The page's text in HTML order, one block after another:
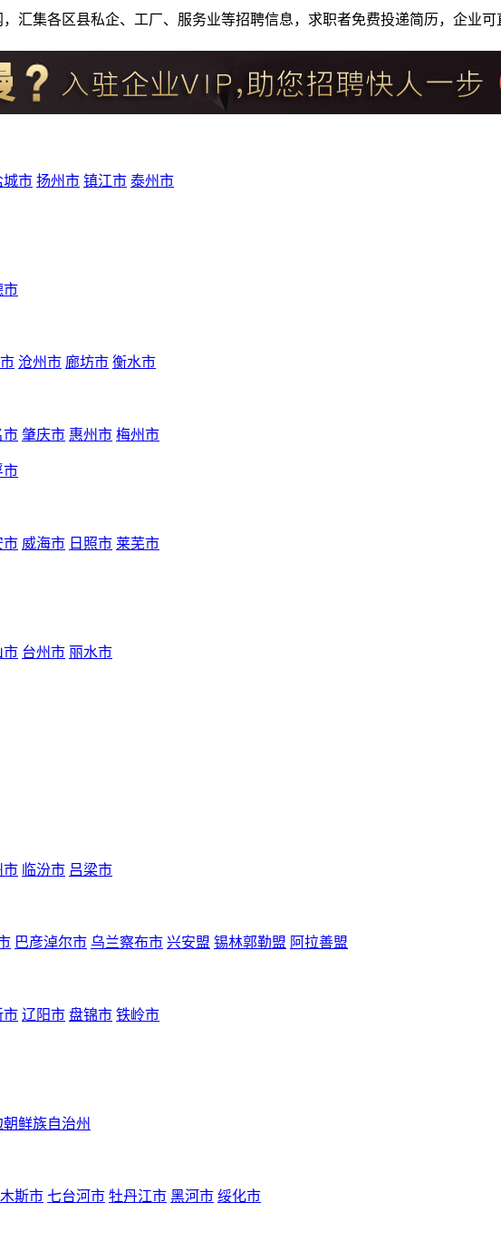
汇集各区县私企、工厂、服务业等招聘信息，求职者免费投递简历，企业
城市 扬州市 镇江市 泰州市
市
沧州市 廊坊市 衡水市
市 肇庆市 惠州市 梅州市
市
市 威海市 日照市 莱芜市
市 台州市 丽水市
市 临汾市 吕梁市
巴彦淖尔市 乌兰察布市 兴安盟 锡林郭勒盟 阿拉善盟
市 辽阳市 盘锦市 铁岭市
朝鲜族自治州
斯市 七台河市 牡丹江市 黑河市 绥化市